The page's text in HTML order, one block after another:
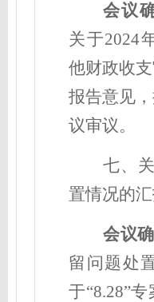
会议
关于2024
他财政收
报告意见
议审议。
七、
置情况的
会议
留问题处
于“8.28”